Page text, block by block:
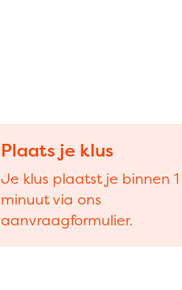
Plaats je klus
Je klus plaatst je binnen 1
minuut via ons
aanvraagformulier.